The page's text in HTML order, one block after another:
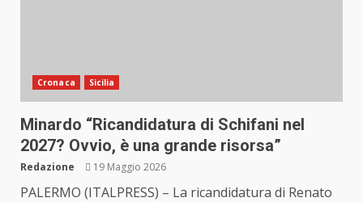
Cronaca Sicilia
Minardo “Ricandidatura di Schifani nel
2027? Ovvio, è una grande risorsa”
Redazione 19 Maggio 2026
PALERMO (ITALPRESS) – La ricandidatura di Renato